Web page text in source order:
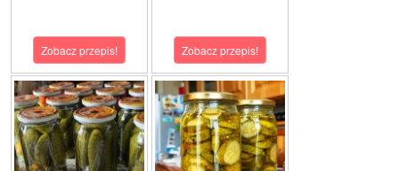
Zobacz przepis! Zobacz przepis!